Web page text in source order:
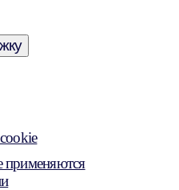
применяются